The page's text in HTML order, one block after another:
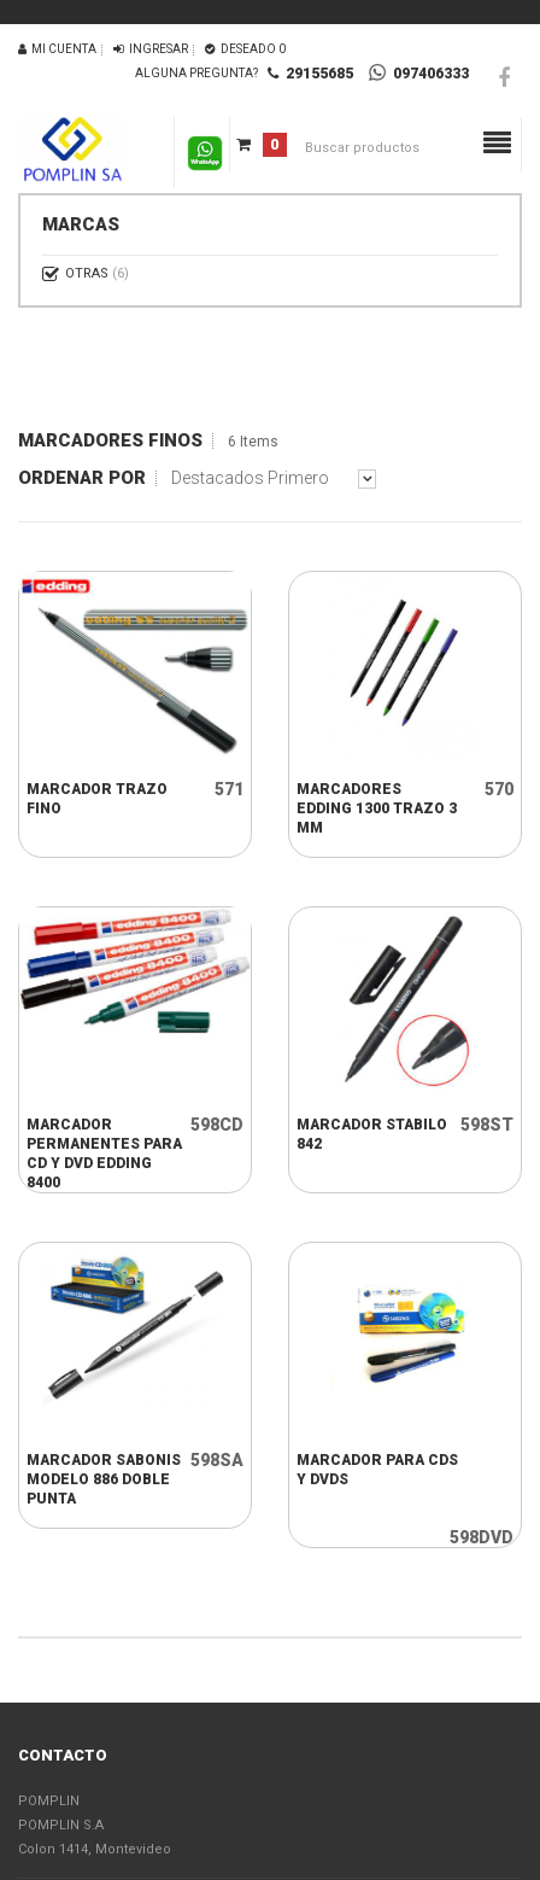
MI CUENTA INGRESAR DESEADO 0
ALGUNA PREGUNTA?
29155685 097406333
0
MARCAS
OTRAS (6)
MARCADORES FINOS 6 Items
ORDENAR POR Destacados Primero
MARCADOR TRAZO
FINO
571
MARCADORES
EDDING 1300 TRAZO 3
MM
570
MARCADOR
PERMANENTES PARA
CD Y DVD EDDING
8400
598CD
MARCADOR STABILO
842
598ST
MARCADOR SABONIS
MODELO 886 DOBLE
PUNTA
598SA
MARCADOR PARA CDS
Y DVDS
598DVD
CONTACTO
POMPLIN
POMPLIN S.A
Colon 1414, Montevideo